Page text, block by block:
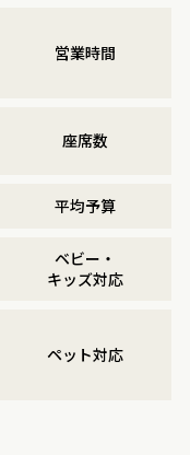
営業時間
座席数
平均予算
ベビー・
キッズ対応
ペット対応